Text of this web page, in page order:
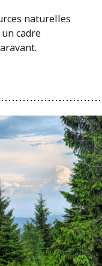
naturelles
cadre